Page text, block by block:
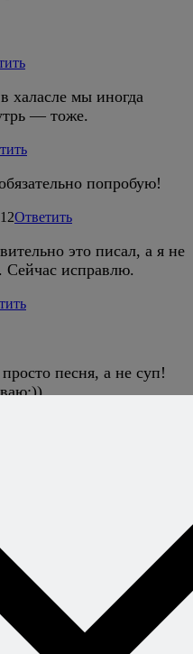
халасле мы иногда
— тоже.
попробую!
Ответить
это писал, а я не
Сейчас исправлю.
песня, а не суп!
сербы с французами
и буйабес. ;)))
по-дружески. А то
бы по-настоящему!
ко всему «Оз игози
( как и все